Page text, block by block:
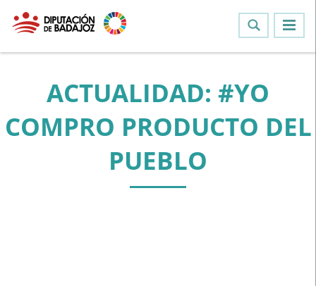
ACTUALIDAD: #YO
COMPRO PRODUCTO DEL
PUEBLO